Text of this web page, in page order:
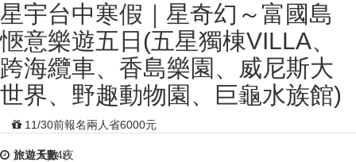
星宇台中寒假｜星奇幻～富國島
愜意樂遊五日(五星獨棟VILLA、
跨海纜車、香島樂園、威尼斯大
世界、野趣動物園、巨龜水族館)
11/30前報名兩人省6000元
旅遊天數：
5天4夜